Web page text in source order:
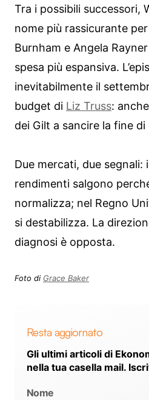
Tra i possibili successori,
nome più rassicurante
Burnham e Angela
spesa più espansiva.
inevitabilmente il
budget di Liz Truss:
dei Gilt a sancire la fine di
Due mercati, due segnali:
rendimenti salgono
normalizza; nel Regno
si destabilizza. La
diagnosi è opposta.
Foto di Grace Baker
Resta aggiornato
Gli ultimi articoli di
nella tua casella mail.
Nome